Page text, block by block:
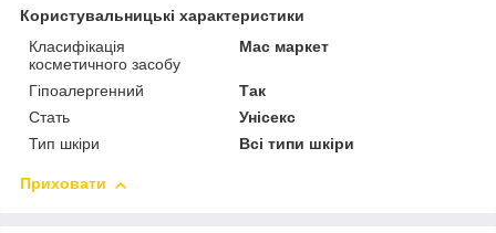
Користувальницькі характеристики
Класифікація
косметичного засобу
Мас маркет
Гіпоалергенний
Так
Стать
Унісекс
Тип шкіри
Всі типи шкіри
Приховати